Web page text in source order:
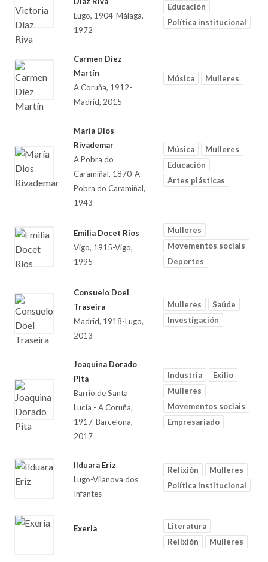
Lugo, 1904-Málaga,
1972
Educación
Política institucional
Carmen Díez
Martín
A Coruña, 1912-
Madrid, 2015
Música Mulleres
María Dios
Rivademar
A Pobra do
Caramiñal, 1870-A
Pobra do Caramiñal,
1943
Música
Mulleres
Educación
Artes plásticas
Emilia Docet Ríos
Vigo, 1915-Vigo,
1995
Mulleres
Movementos sociais
Deportes
Consuelo Doel
Traseira
Madrid, 1918-Lugo,
2013
Mulleres
Saúde
Investigación
Joaquina Dorado
Pita
Barrio de Santa
Lucía - A Coruña,
1917-Barcelona,
2017
Industria
Exilio
Mulleres
Movementos sociais
Empresariado
Ilduara Eriz
Lugo-Vilanova dos
Infantes
Relixión
Mulleres
Política institucional
Exeria
-
Literatura
Relixión
Mulleres